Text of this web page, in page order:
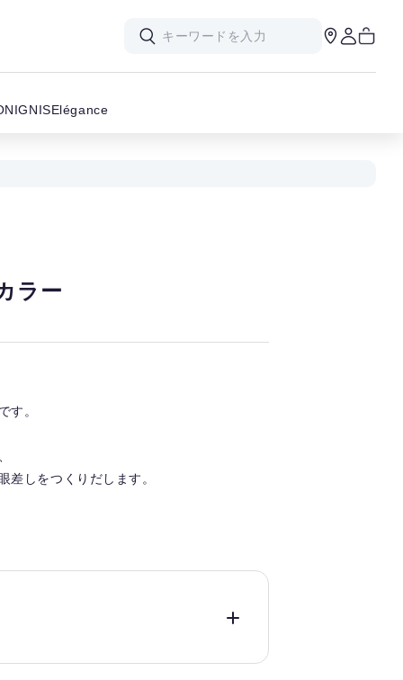
IGNISElégance
ラー
す。
差しをつくりだします。